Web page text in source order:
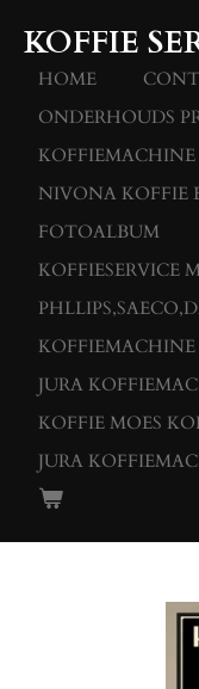
direct
naar
hoofdinhoud
KOFFIE
HOME
ONDERHOUDS
KOFFIEMACHINE
NIVONA KOFFIE
FOTOALBUM
KOFFIESERVICE
KOFFIEMACHINE
JURA
KOFFIE MOES
JURA